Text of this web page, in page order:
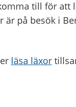
till för att
är på besök i
läsa läxor